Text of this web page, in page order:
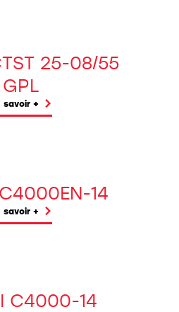
25-08/55
GPL
savoir +
14
savoir +
C4000-14